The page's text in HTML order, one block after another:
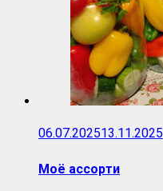
06.07.202513.11.2025
Моё ассорти